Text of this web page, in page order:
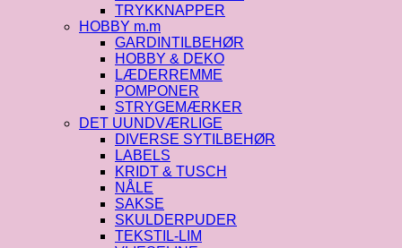
TRYKKNAPPER
HOBBY m.m
GARDINTILBEHØR
HOBBY & DEKO
LÆDERREMME
POMPONER
STRYGEMÆRKER
DET UUNDVÆRLIGE
DIVERSE SYTILBEHØR
LABELS
KRIDT & TUSCH
NÅLE
SAKSE
SKULDERPUDER
TEKSTIL-LIM